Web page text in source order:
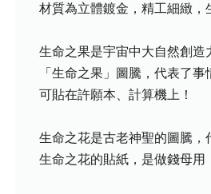
材質為立體鍍金，精工細緻，
生命之果是宇宙中大自然創造
「生命之果」圖騰，代表了
可貼在許願本、計算機上！
生命之花是古老神聖的圖騰，
生命之花的貼紙，是做錢母用